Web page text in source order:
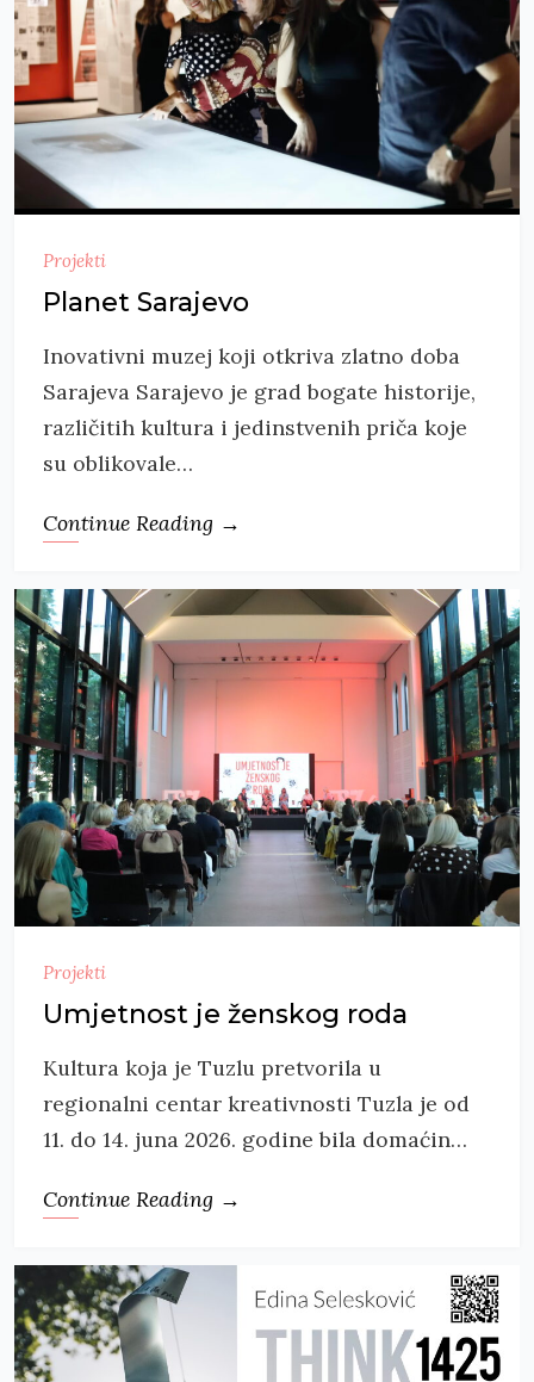
Projekti
Planet Sarajevo
Inovativni muzej koji otkriva zlatno doba
Sarajeva Sarajevo je grad bogate historije,
različitih kultura i jedinstvenih priča koje
su oblikovale…
Continue Reading →
Projekti
Umjetnost je ženskog roda
Kultura koja je Tuzlu pretvorila u
regionalni centar kreativnosti Tuzla je od
11. do 14. juna 2026. godine bila domaćin…
Continue Reading →